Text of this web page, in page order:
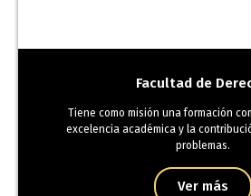
Facultad de
Tiene como misión una formación
excelencia académica y la
problemas.
Ver más